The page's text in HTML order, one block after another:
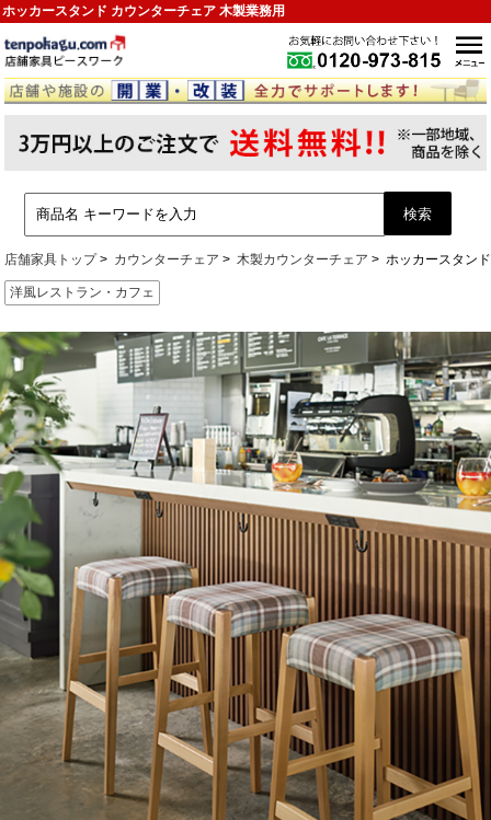
ホッカースタンド カウンターチェア 木製業務用
店舗家具トップ カウンターチェア 木製カウンターチェア ホッカースタンド
洋風レストラン・カフェ